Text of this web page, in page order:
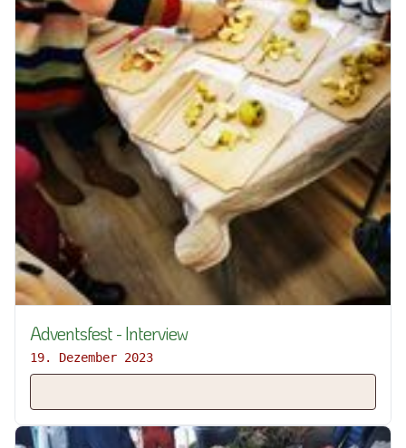
Adventsfest - Interview
19. Dezember 2023